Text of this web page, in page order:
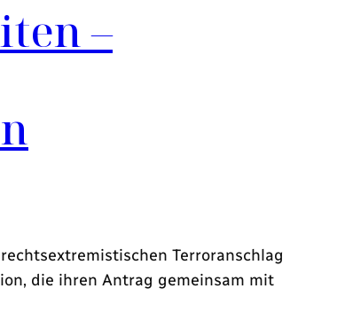
–
Terroranschlag
die ihren Antrag gemeinsam mit